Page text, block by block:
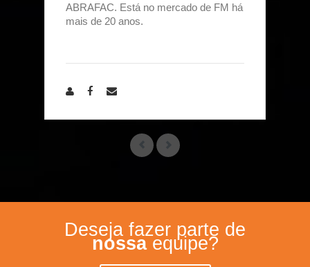
ABRAFAC. Está no mercado de FM há
mais de 20 anos.
Deseja fazer parte de
nossaequipe?